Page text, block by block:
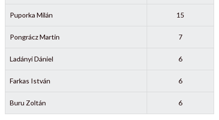
Puporka Milán 15
Pongrácz Martin 7
Ladányi Dániel 6
Farkas István 6
Buru Zoltán 6